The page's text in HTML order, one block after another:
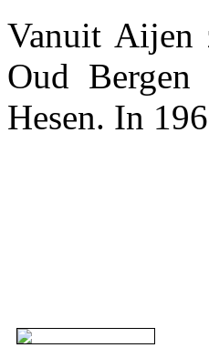
Vanuit Aijen
Oud Bergen
Hesen. In